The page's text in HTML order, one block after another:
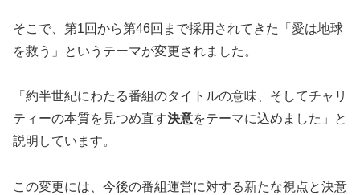
そこで、第1回から第46回まで採用されてきた「愛は地球
を救う」というテーマが変更されました。
「約半世紀にわたる番組のタイトルの意味、そしてチャリ
ティーの本質を見つめ直す決意をテーマに込めました」と
説明しています。
この変更には、今後の番組運営に対する新たな視点と決意